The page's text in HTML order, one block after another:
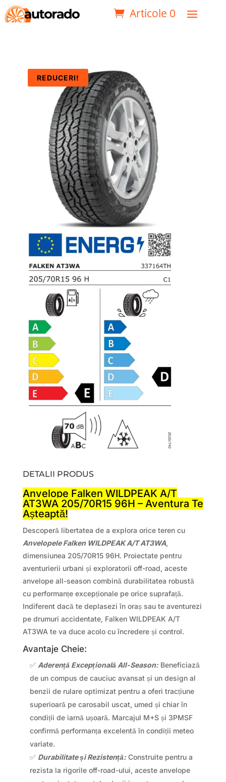
Articole 0
REDUCERI!
DETALII PRODUS
Anvelope Falken WILDPEAK A/T
AT3WA 205/70R15 96H – Aventura Te
Așteaptă!
Descoperă libertatea de a explora orice teren cu
Anvelopele Falken WILDPEAK A/T AT3WA,
dimensiunea 205/70R15 96H. Proiectate pentru
aventurierii urbani și exploratorii off-road, aceste
anvelope all-season combină durabilitatea robustă
cu performanțe excepționale pe orice suprafață.
Indiferent dacă te deplasezi în oraș sau te aventurezi
pe drumuri accidentate, Falken WILDPEAK A/T
AT3WA te va duce acolo cu încredere și control.
Avantaje Cheie:
✅ Aderență Excepțională All-Season:Beneficiază
de un compus de cauciuc avansat și un design al
benzii de rulare optimizat pentru a oferi tracțiune
superioară pe carosabil uscat, umed și chiar în
condiții de iarnă ușoară. Marcajul M+S și 3PMSF
confirmă performanța excelentă în condiții meteo
variate.
✅ Durabilitate și Rezistență:Construite pentru a
rezista la rigorile off-road-ului, aceste anvelope